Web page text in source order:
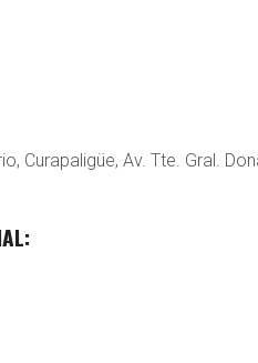
Curapaligüe, Av. Tte. Gral.